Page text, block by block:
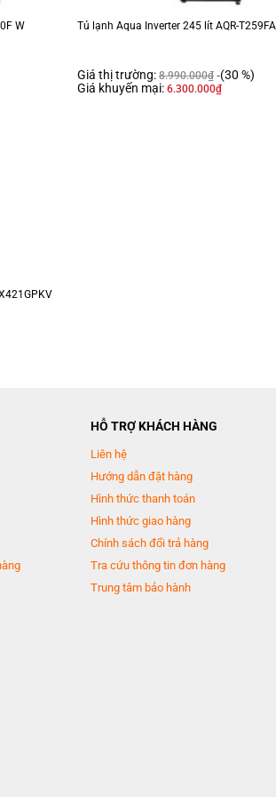
chóng.
W Tủ lạnh Aqua Inverter 245 lít AQR-
Giá thị trường: 8.990.000₫ (30 %)
Giá khuyến mại: 6.300.000₫
HỖ TRỢ KHÁCH HÀNG
Liên hệ
Hướng dẫn đặt hàng
Hình thức thanh toán
Hình thức giao hàng
Chính sách đổi trả hàng
Tra cứu thông tin đơn hàng
Trung tâm bảo hành